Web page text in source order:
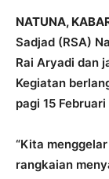
NATUNA,
Sadjad (RSA)
Rai Aryadi dan
Kegiatan
pagi 15
“Kita
rangkaian